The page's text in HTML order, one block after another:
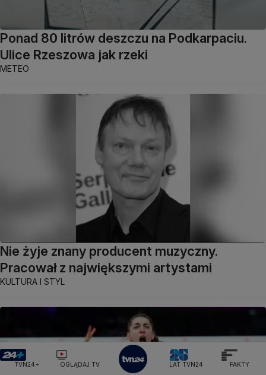
Ponad 80 litrów deszczu na Podkarpaciu.
Ulice Rzeszowa jak rzeki
METEO
Nie żyje znany producent muzyczny.
Pracował z największymi artystami
KULTURA I STYL
TVN24+ OGLĄDAJ TV LAT TVN24 FAKTY